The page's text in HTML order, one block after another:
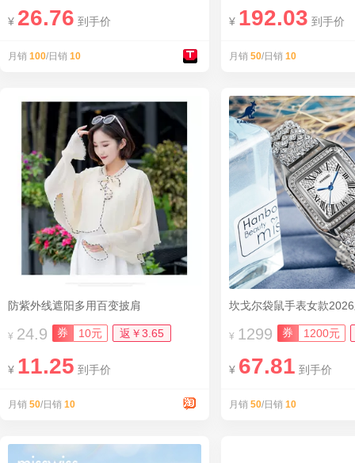
¥ 26.76 到手价
月销 100/日销 10
¥ 192.03 到手价
月销 50/日销 10
防紫外线遮阳多用百变披肩
¥ 24.9 券 10元 返￥3.65
¥ 11.25 到手价
月销 50/日销 10
坎戈尔袋鼠手表女款
¥ 1299 券 1200元
¥ 67.81 到手价
月销 50/日销 10